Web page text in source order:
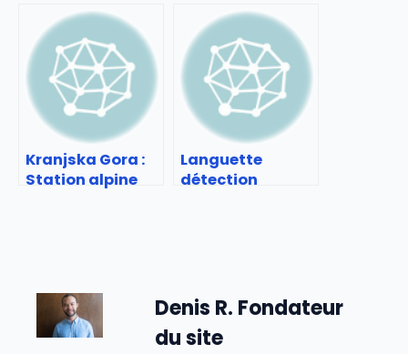
et adresses à
tester
Vacances d’été
au soleil sans se
ruiner
Kranjska Gora :
Station alpine
Languette
détection
Denis R. Fondateur
du site